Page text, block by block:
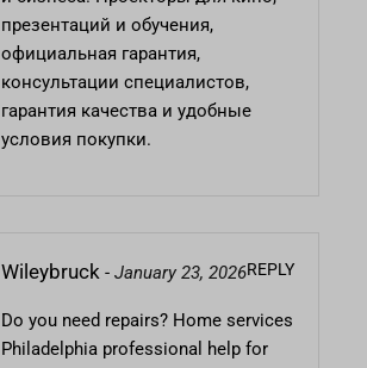
презентаций и обучения,
официальная гарантия,
консультации специалистов,
гарантия качества и удобные
условия покупки.
Wileybruck - January 23, 2026REPLY
Do you need repairs? Home services
Philadelphia professional help for